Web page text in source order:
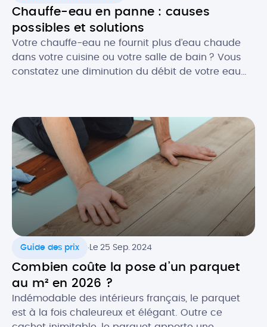
Chauffe-eau en panne : causes
possibles et solutions
Votre chauffe-eau ne fournit plus d’eau chaude
dans votre cuisine ou votre salle de bain ? Vous
constatez une diminution du débit de votre eau
de chauffe-eau n’arrive jamais au […]
Guide des prix Le 25 Sep. 2024
Combien coûte la pose d’un parquet
au m² en 2026 ?
Indémodable des intérieurs français, le parquet
est à la fois chaleureux et élégant. Outre ce